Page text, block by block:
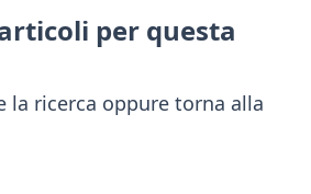
per questa
la ricerca oppure torna alla